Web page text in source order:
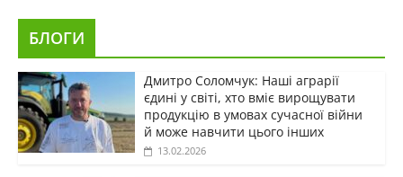
БЛОГИ
Дмитро Соломчук: Наші аграрії
єдині у світі, хто вміє вирощувати
продукцію в умовах сучасної війни
й може навчити цього інших
13.02.2026